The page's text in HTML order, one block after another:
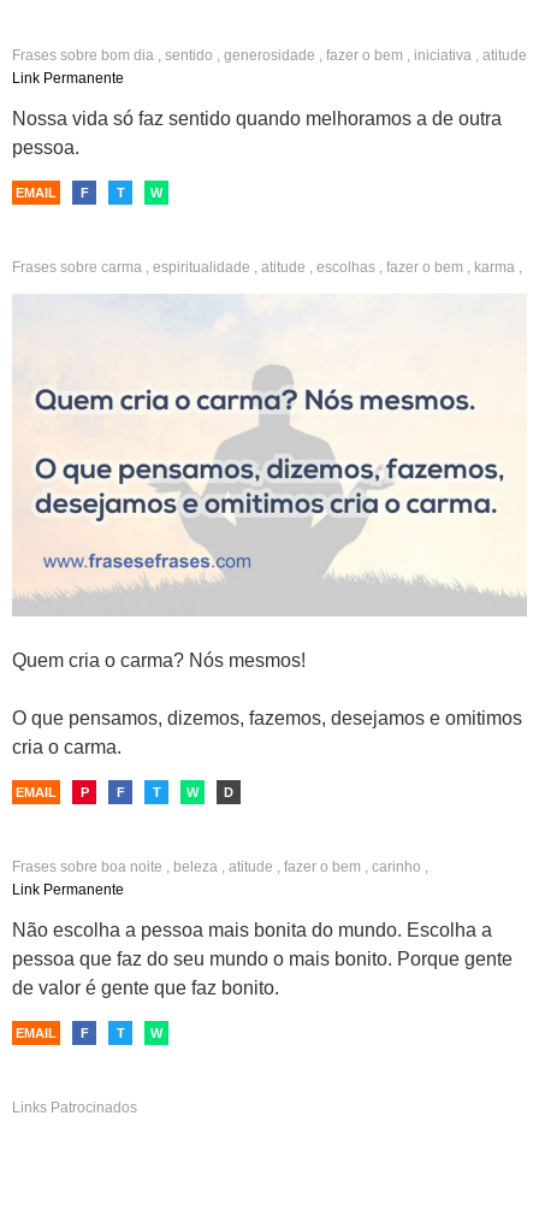
Frases sobre bom dia , sentido , generosidade , fazer o bem , iniciativa , atitude
, solidariedade
Link Permanente
Nossa vida só faz sentido quando melhoramos a de outra
pessoa.
EMAIL F T W
Frases sobre carma , espiritualidade , atitude , escolhas , fazer o bem , karma ,
Quem cria o carma? Nós mesmos!
O que pensamos, dizemos, fazemos, desejamos e omitimos
cria o carma.
EMAIL P F T W D
Frases sobre boa noite , beleza , atitude , fazer o bem , carinho ,
relacionamentos,
Link Permanente
Não escolha a pessoa mais bonita do mundo. Escolha a
pessoa que faz do seu mundo o mais bonito. Porque gente
de valor é gente que faz bonito.
EMAIL F T W
Links Patrocinados